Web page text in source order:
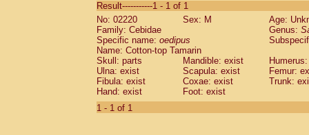
CebidaeSaguinus labiatus(0)
Cebidae Saguinus leucopus (0)
Cebidae
CebidaeSaguinus mystax
Cebidae Saguinus nigricollis (0)
Cebidae Saguinus oedipus
Cebidae Saguinus weddelli
Cebidae Saguinusspp.
Cebidae
Result-----------1 - 1 of 1
No: 02220
Sex: M
Age:
Family: Cebidae
Genus:
Specific name: oedipus
Name: Cotton-top Tamarin
Skull: parts
Mandible: exist
Ulna: exist
Scapula: exist
Femur:
Fibula: exist
Coxae: exist
Trunk:
Hand: exist
Foot: exist
1 - 1 of 1